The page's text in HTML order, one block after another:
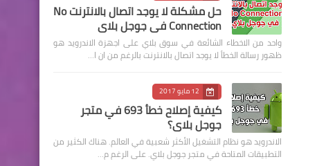
حل مشكلة لا يوجد اتصال بالانترنت No
Connection في جوجل بلاي
واحد من الاخطاء الشائعة في سوق بلاي على اجهزة الاندرويد هو
ظهور رسالة الخطأ لا يوجد اتصال بالانترنت بالرغم من ان ا…
12 مايو 2017
كيفية إصلاح خطأ 693 في متجر
جوجل بلاي؟
الاندرويد هو نظام التشغيل الأكثر شعبية في العالم. هناك الكثير من
التطبيقات المتاحة في متجر جوجل بلاي. على الرغم م…